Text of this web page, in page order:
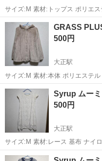
サイズ:M 素材:トップス ポリエステル
スカート ポリエステル 100% 中古品ですので神経質な方はご遠慮くだ
さいませ
大阪 大阪市
GRASS
500円
大正駅
サイズ:M 素材:本体 ポリエステル 100% 別布 ポリエス
中古品ですので神経質な方はご
大阪 大阪市
Syrup ムー
500円
大正駅
サイズ:M 素材:レース 基布 ナイロン 100%
100% 裏側 ポリエステル 100% 前側にシミがございます(写真５枚
大阪 大阪市